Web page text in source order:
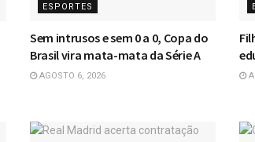
ESPORTES
Sem intrusos e sem 0 a 0, Copa do
Brasil vira mata-mata da Série A
AGOSTO 6, 2026